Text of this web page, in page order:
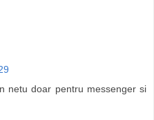
netu doar pentru messenger si